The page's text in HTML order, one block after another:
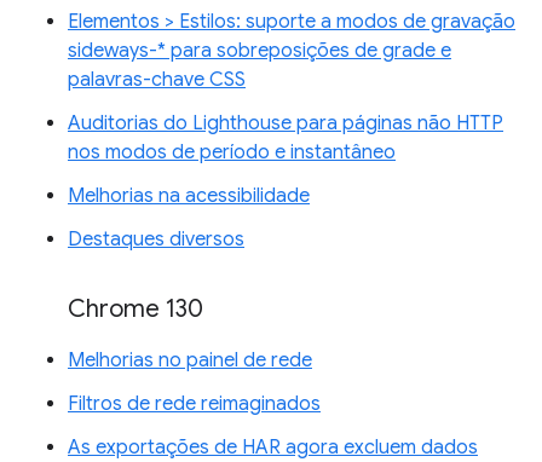
Elementos > Estilos: suporte a modos de gravação
sideways-* para sobreposições de grade e
palavras-chave CSS
Auditorias do Lighthouse para páginas não HTTP
nos modos de período e instantâneo
Melhorias na acessibilidade
Destaques diversos
Chrome 130
Melhorias no painel de rede
Filtros de rede reimaginados
As exportações de HAR agora excluem dados